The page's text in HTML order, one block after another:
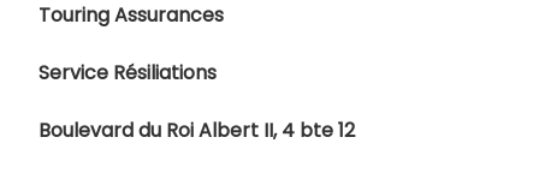
Touring Assurances
Service Résiliations
Boulevard du Roi Albert II, 4 bte 12